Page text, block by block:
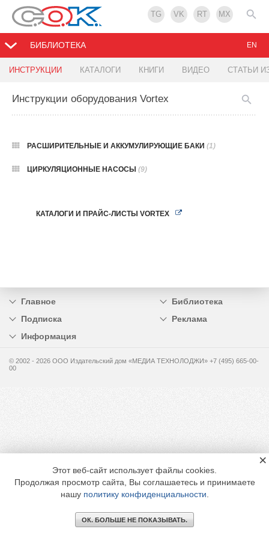
TG VK RT MX
БИБЛИОТЕКА
ИНСТРУКЦИИ КАТАЛОГИ КНИГИ ВИДЕО СТАТЬИ
EN
Инструкции оборудования Vortex
РАСШИРИТЕЛЬНЫЕ И АККУМУЛИРУЮЩИЕ БАКИ (1)
ЦИРКУЛЯЦИОННЫЕ НАСОСЫ (9)
КАТАЛОГИ И ПРАЙС-ЛИСТЫ VORTEX
Главное
Библиотека
Подписка
Реклама
Информация
© 2002 - 2026 OOO Издательский дом «МЕДИА ТЕХНОЛОДЖИ» +7 (495) 665-00-
00
Этот веб-сайт использует файлы cookies.
Продолжая просмотр сайта, Вы соглашаетесь и принимаете
нашу политику конфиденциальности
ОК. БОЛЬШЕ НЕ ПОКАЗЫВАТЬ.
×